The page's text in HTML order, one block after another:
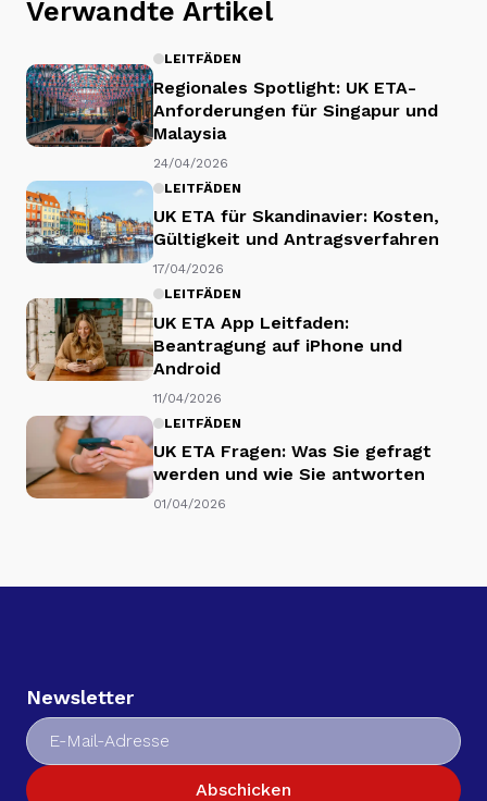
Verwandte Artikel
LEITFÄDEN
Regionales Spotlight: UK ETA-
Anforderungen für Singapur und
Malaysia
24/04/2026
LEITFÄDEN
UK ETA für Skandinavier: Kosten,
Gültigkeit und Antragsverfahren
17/04/2026
LEITFÄDEN
UK ETA App Leitfaden:
Beantragung auf iPhone und
Android
11/04/2026
LEITFÄDEN
UK ETA Fragen: Was Sie gefragt
werden und wie Sie antworten
01/04/2026
Newsletter
Abschicken